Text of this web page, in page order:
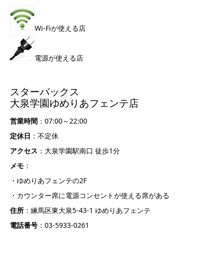
Wi-Fiが使える店
電源が使える店
スターバックス
大泉学園ゆめりあフェンテ店
営業時間 ：07:00～22:00
定休日 ：不定休
アクセス ：大泉学園駅南口 徒歩1分
メモ ：
・ゆめりあフェンテの2F
・カウンター席に電源コンセントが使える席がある
住所 ：練馬区東大泉5-43-1 ゆめりあフェンテ
電話番号 ：03-5933-0261